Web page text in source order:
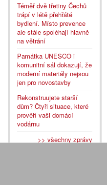
Téměř dvě třetiny Čechů
trápí v létě přehřáté
bydlení. Místo prevence
ale stále spoléhají hlavně
na větrání
Památka UNESCO i
komunitní sál dokazují, že
moderní materiály nejsou
jen pro novostavby
Rekonstruujete starší
dům? Čtyři situace, které
prověří vaši domácí
vodárnu
>> všechny zprávy